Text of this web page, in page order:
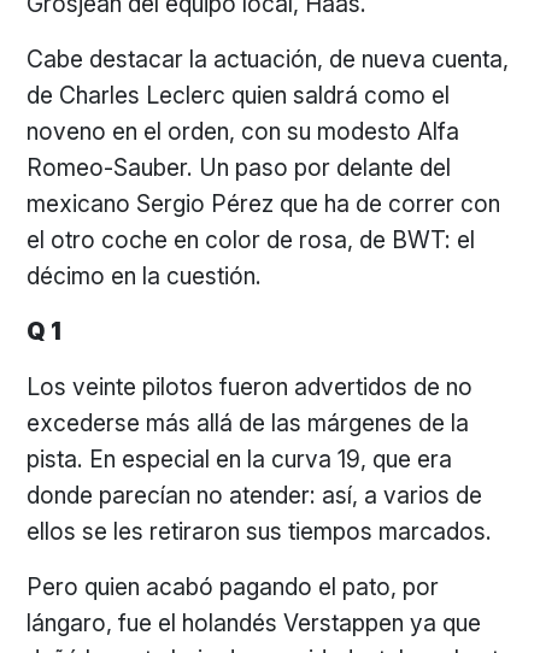
Cabe destacar la actuación, de nueva cuenta,
de Charles Leclerc quien saldrá como el
noveno en el orden, con su modesto Alfa
Romeo-Sauber. Un paso por delante del
mexicano Sergio Pérez que ha de correr con
el otro coche en color de rosa, de BWT: el
décimo en la cuestión.
Q 1
Los veinte pilotos fueron advertidos de no
excederse más allá de las márgenes de la
pista. En especial en la curva 19, que era
donde parecían no atender: así, a varios de
ellos se les retiraron sus tiempos marcados.
Pero quien acabó pagando el pato, por
lángaro, fue el holandés Verstappen ya que